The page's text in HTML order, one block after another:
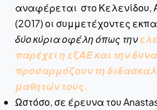
αναφέρεται στο Κελενίδου,
(2017) οι συμμετέχοντες
δύο κύρια οφέλη όπως την
παρέχει η εξΑΕ και την
προσαρμόζουν τη
μαθητών τους.
Ωστόσο, σε έρευνα του